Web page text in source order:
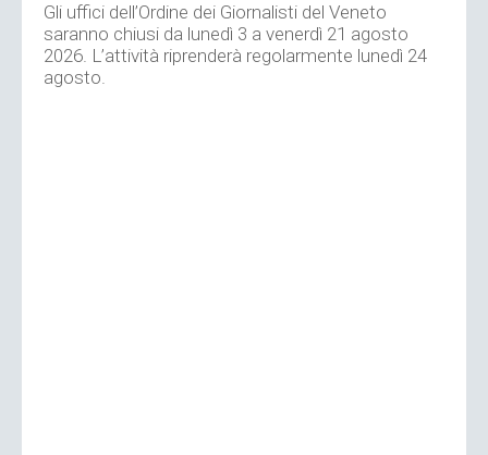
Gli uffici dell’Ordine dei Giornalisti del Veneto
saranno chiusi da lunedì 3 a venerdì 21 agosto
2026. L’attività riprenderà regolarmente lunedì 24
agosto.